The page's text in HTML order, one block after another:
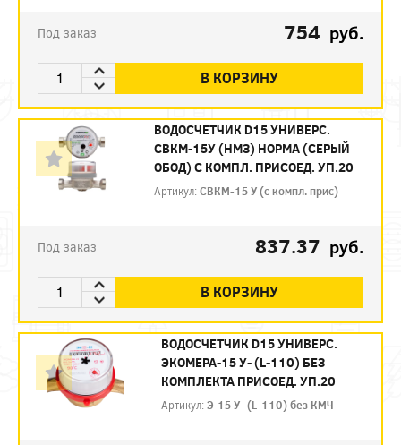
Под заказ 754 руб.
В КОРЗИНУ
ВОДОСЧЕТЧИК D15 УНИВЕРС.
СВКМ-15У (НМЗ) НОРМА (СЕРЫЙ
ОБОД) С КОМПЛ. ПРИСОЕД. УП.20
Артикул:СВКМ-15 У (с компл. прис)
Под заказ 837.37 руб.
В КОРЗИНУ
ВОДОСЧЕТЧИК D15 УНИВЕРС.
ЭКОМЕРА-15 У- (L-110) БЕЗ
КОМПЛЕКТА ПРИСОЕД. УП.20
Артикул:Э-15 У- (L-110) без КМЧ